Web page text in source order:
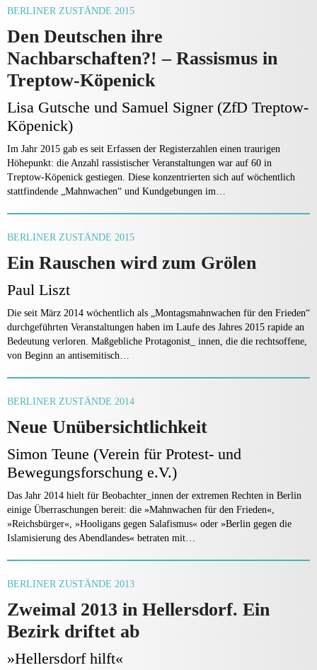
BERLINER ZUSTÄNDE 2015
Den Deutschen ihre
Nachbarschaften?! – Rassismus in
Treptow-Köpenick
Lisa Gutsche und Samuel Signer (ZfD Treptow-
Köpenick)
Im Jahr 2015 gab es seit Erfassen der Registerzahlen einen traurigen
Höhepunkt: die Anzahl rassistischer Veranstaltungen war auf 60 in
Treptow-Köpenick gestiegen. Diese konzentrierten sich auf wöchentlich
stattfindende „Mahnwachen“ und Kundgebungen im…
BERLINER ZUSTÄNDE 2015
Ein Rauschen wird zum Grölen
Paul Liszt
Die seit März 2014 wöchentlich als „Montagsmahnwachen für den Frieden“
durchgeführten Veranstaltungen haben im Laufe des Jahres 2015 rapide an
Bedeutung verloren. Maßgebliche Protagonist_ innen, die die rechtsoffene,
von Beginn an antisemitisch…
BERLINER ZUSTÄNDE 2014
Neue Unübersichtlichkeit
Simon Teune (Verein für Protest- und
Bewegungsforschung e.V.)
Das Jahr 2014 hielt für Beobachter_innen der extremen Rechten in Berlin
einige Überraschungen bereit: die »Mahnwachen für den Frieden«,
»Reichsbürger«, »Hooligans gegen Salafismus« oder »Berlin gegen die
Islamisierung des Abendlandes« betraten mit…
BERLINER ZUSTÄNDE 2013
Zweimal 2013 in Hellersdorf. Ein
Bezirk driftet ab
»Hellersdorf hilft«